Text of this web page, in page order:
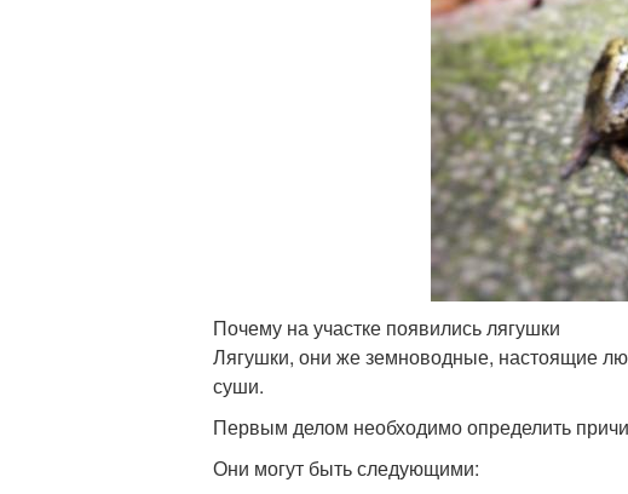
Почему на участке появились лягушки
Лягушки, они же земноводные, настоящие
суши.
Первым делом необходимо определить
Они могут быть следующими: